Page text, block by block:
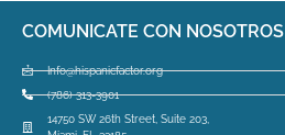
COMUNICATE CON NOSOTROS
Info@hispanicfactor.org
(786) 313-3901
14750 SW 26th Street, Suite 203,